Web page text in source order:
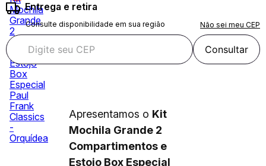
Entrega e retira
Consulte disponibilidade em sua região Não sei meu CEP
Consultar
Apresentamos o Kit
Mochila Grande 2
Compartimentos e
Estojo Box Especial